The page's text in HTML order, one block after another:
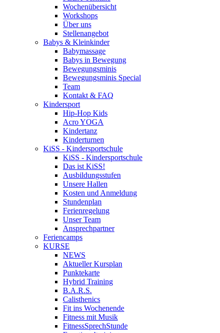
Wochenübersicht
Workshops
Über uns
Stellenangebot
Babys & Kleinkinder
Babymassage
Babys in Bewegung
Bewegungsminis
Bewegungsminis Special
Team
Kontakt & FAQ
Kindersport
Hip-Hop Kids
Acro YOGA
Kindertanz
Kinderturnen
KiSS - Kindersportschule
KiSS - Kindersportschule
Das ist KiSS!
Ausbildungsstufen
Unsere Hallen
Kosten und Anmeldung
Stundenplan
Ferienregelung
Unser Team
Ansprechpartner
Feriencamps
KURSE
NEWS
Aktueller Kursplan
Punktekarte
Hybrid Training
B.A.R.S.
Calisthenics
Fit ins Wochenende
Fitness mit Musik
FitnessSprechStunde